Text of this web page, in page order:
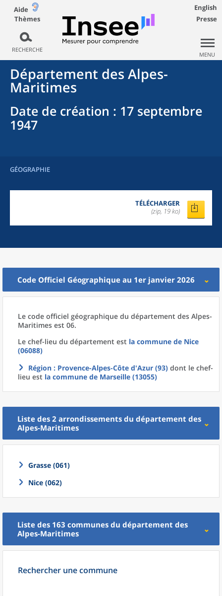
Aide
Thèmes
RECHERCHE
English
Presse
MENU
Département des Alpes-
Maritimes
Date de création : 17 septembre
1947
GÉOGRAPHIE
TÉLÉCHARGER
(zip, 19 ko)
Code Officiel Géographique au 1er janvier 2026
Le code officiel géographique du département des Alpes-
Maritimes est 06.
Le chef-lieu du département est la commune de Nice
(06088)
Région : Provence-Alpes-Côte d'Azur (93) dont le chef-
lieu est la commune de Marseille (13055)
Liste des 2 arrondissements du département des
Alpes-Maritimes
Grasse (061)
Nice (062)
Liste des 163 communes du département des
Alpes-Maritimes
Rechercher une commune